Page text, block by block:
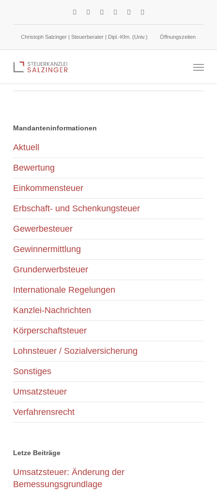
contentChristoph Salzinger | Steuerberater | Dipl.-Kfm. (Univ.) Öffnungszeiten
Menu
Spekulationssteuer
Mandanteninformationen
Aktuell
Bewertung
Einkommensteuer
Erbschaft- und Schenkungsteuer
Gewerbesteuer
Gewinnermittlung
Grunderwerbsteuer
Internationale Regelungen
Kanzlei-Nachrichten
Körperschaftsteuer
Lohnsteuer / Sozialversicherung
Sonstiges
Umsatzsteuer
Verfahrensrecht
Letze Beiträge
Umsatzsteuer: Änderung der
Bemessungsgrundlage